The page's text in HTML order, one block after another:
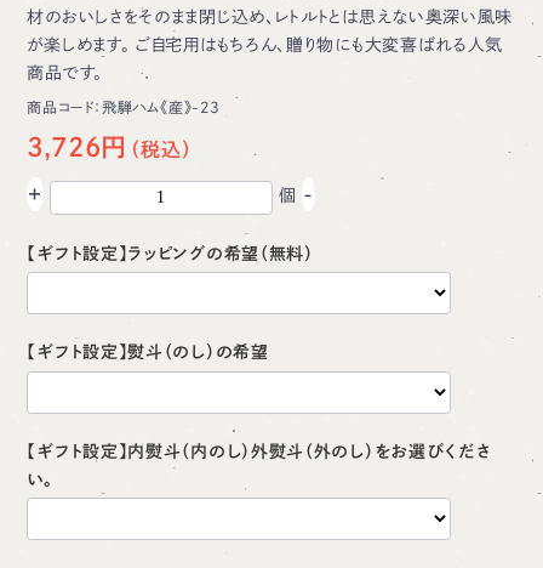
材のおいしさをそのまま閉じ込め、レトルトとは思えない奥深い風味
が楽しめます。 ご自宅用はもちろん、贈り物にも大変喜ばれる人気
商品です。
商品コード：飛騨ハム《産》-23
3,726円
+ 個 -
【ギフト設定】ラッピングの希望（無料）
【ギフト設定】熨斗（のし）の希望
【ギフト設定】内熨斗（内のし）外熨斗（外のし）をお選びくださ
い。